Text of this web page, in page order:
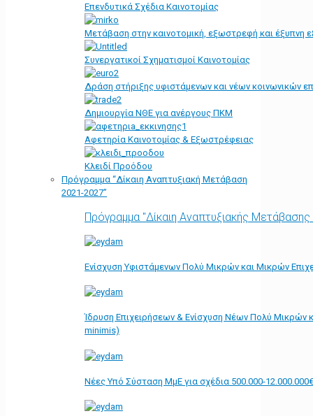
Επενδυτικά Σχέδια Καινοτομίας
Μετάβαση στην καινοτομική, εξωστρεφή και έξυπνη
Συνεργατικοί Σχηματισμοί Καινοτομίας
Δράση στήριξης υφιστάμενων και νέων κοινωνικών
Δημιουργία ΝΘΕ για ανέργους ΠΚΜ
Αφετηρία Kαινοτομίας & Εξωστρέφειας
Κλειδί Προόδου
Πρόγραμμα “Δίκαιη Αναπτυξιακή Μετάβαση
2021-2027”
Πρόγραμμα "Δίκαιη Αναπτυξιακής
Ενίσχυση Υφιστάμενων Πολύ Μικρών και Μικρών
Ίδρυση Επιχειρήσεων & Ενίσχυση Νέων Πολύ Μικρών
minimis)
Νέες Υπό Σύσταση ΜμΕ για σχέδια 500.000-